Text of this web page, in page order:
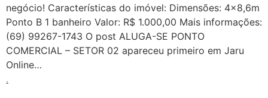
negócio! Características do imóvel: Dimensões: 4×8,6m
Ponto B 1 banheiro Valor: R$ 1.000,00 Mais informações:
(69) 99267-1743 O post ALUGA-SE PONTO
COMERCIAL – SETOR 02 apareceu primeiro em Jaru
Online…
.